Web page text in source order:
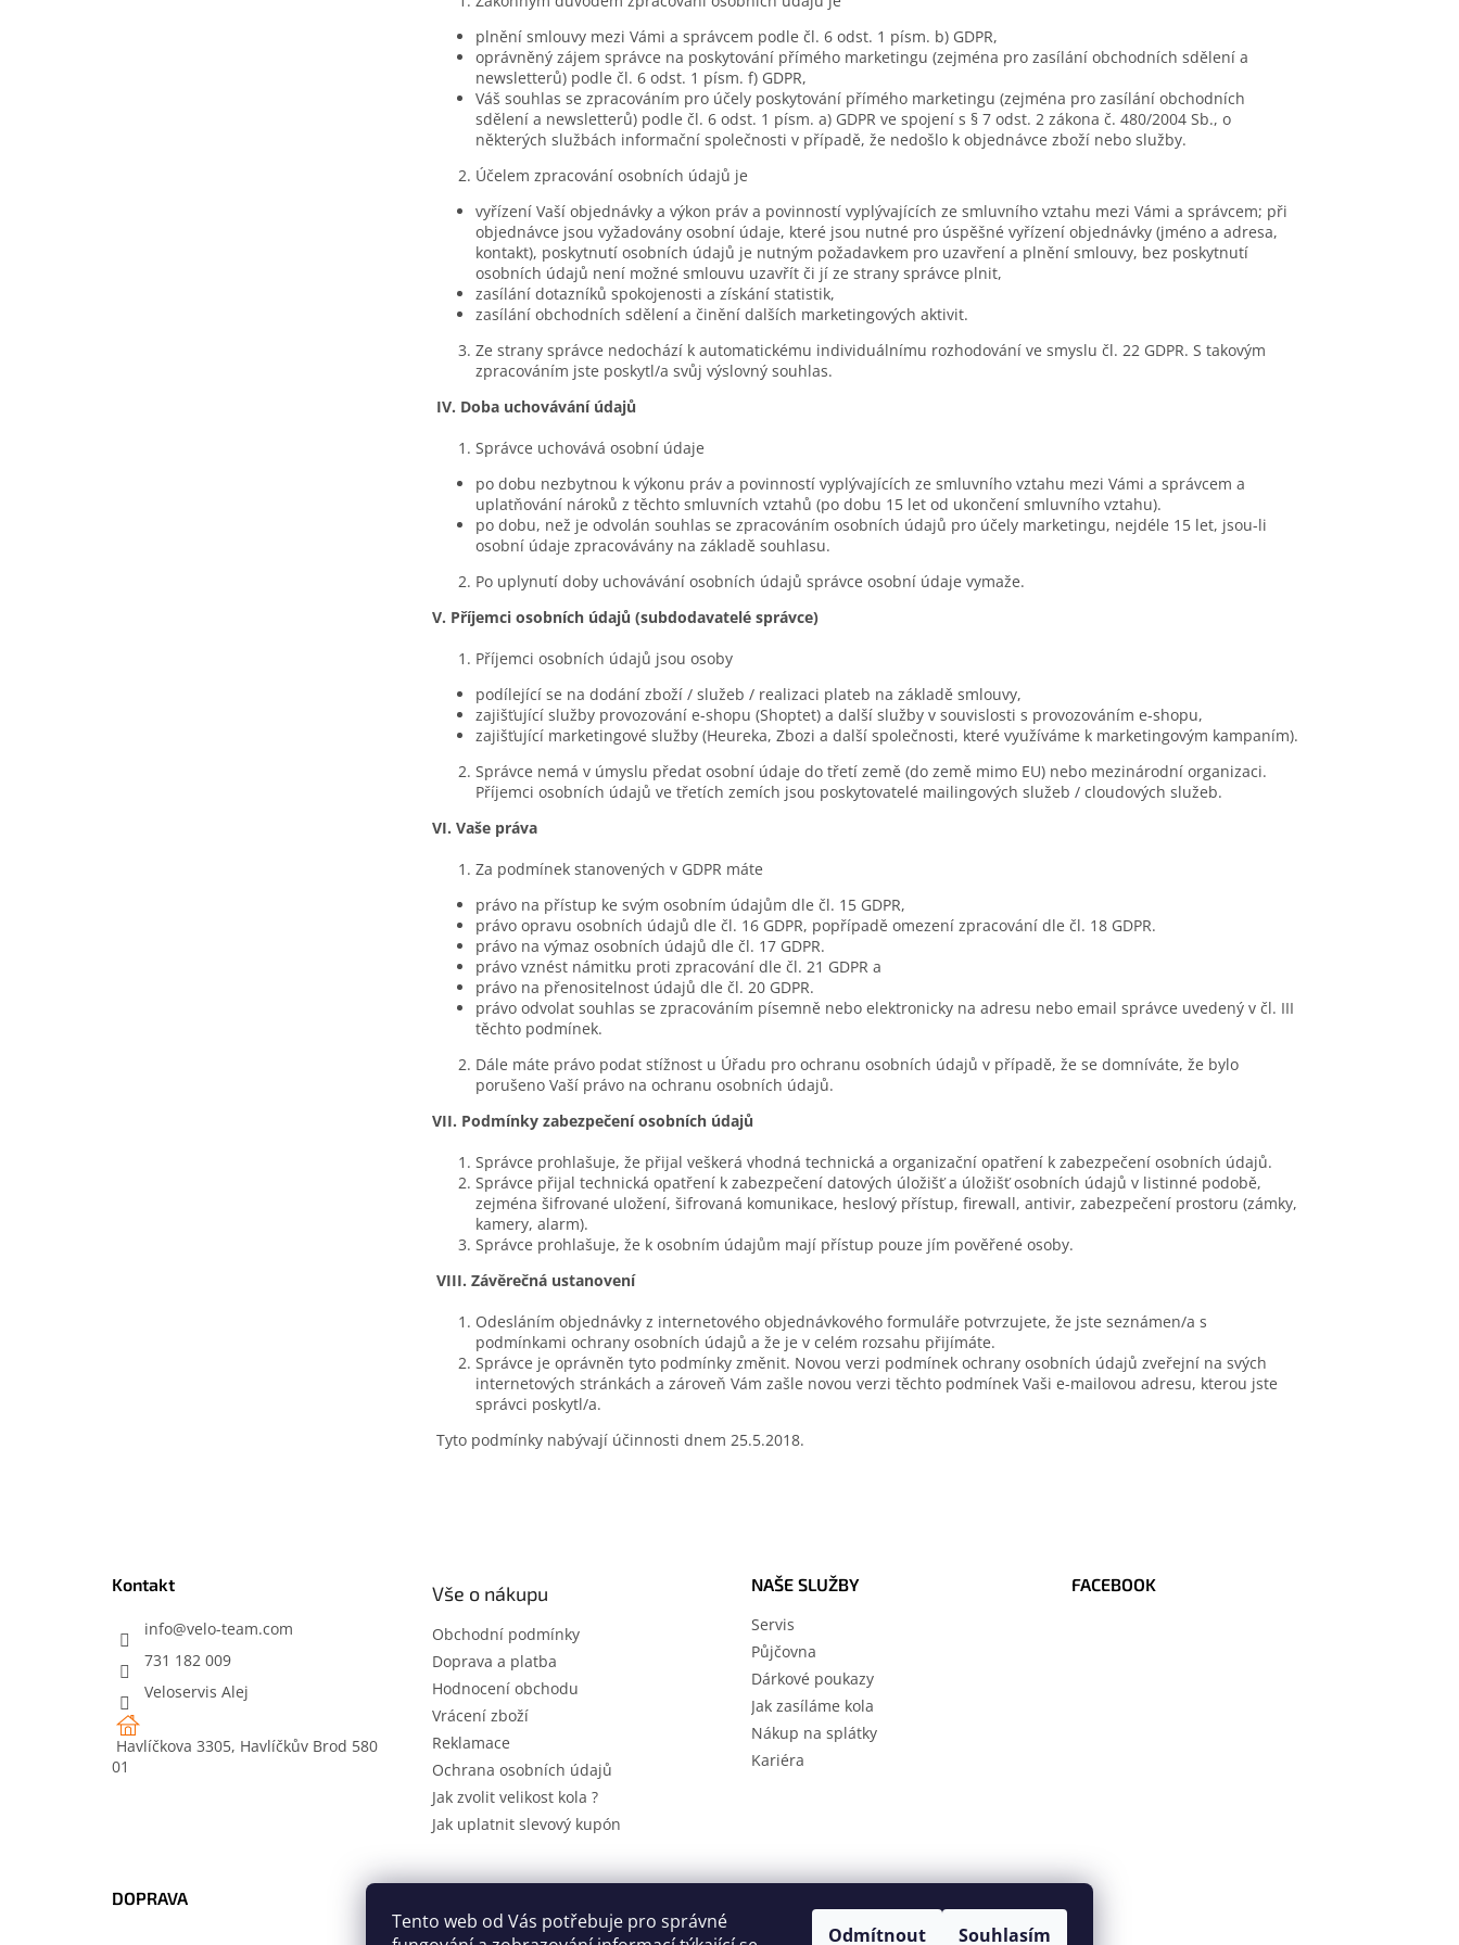
Tento web od Vás potřebuje pro správné
Odmítnout Souhlasím
plnění smlouvy mezi Vámi a správcem podle čl. 6 odst. 1 písm. b) GDPR,
oprávněný zájem správce na poskytování přímého marketingu (zejména pro zasílání obchodních sdělení a
newsletterů) podle čl. 6 odst. 1 písm. f) GDPR,
Váš souhlas se zpracováním pro účely poskytování přímého marketingu (zejména pro zasílání obchodních
sdělení a newsletterů) podle čl. 6 odst. 1 písm. a) GDPR ve spojení s § 7 odst. 2 zákona č. 480/2004 Sb., o
některých službách informační společnosti v případě, že nedošlo k objednávce zboží nebo služby.
Účelem zpracování osobních údajů je
vyřízení Vaší objednávky a výkon práv a povinností vyplývajících ze smluvního vztahu mezi Vámi a správcem; při
objednávce jsou vyžadovány osobní údaje, které jsou nutné pro úspěšné vyřízení objednávky (jméno a adresa,
kontakt), poskytnutí osobních údajů je nutným požadavkem pro uzavření a plnění smlouvy, bez poskytnutí
osobních údajů není možné smlouvu uzavřít či jí ze strany správce plnit,
zasílání dotazníků spokojenosti a získání statistik,
zasílání obchodních sdělení a činění dalších marketingových aktivit.
Ze strany správce nedochází k automatickému individuálnímu rozhodování ve smyslu čl. 22 GDPR. S takovým
zpracováním jste poskytl/a svůj výslovný souhlas.
IV. Doba uchovávání údajů
Správce uchovává osobní údaje
po dobu nezbytnou k výkonu práv a povinností vyplývajících ze smluvního vztahu mezi Vámi a správcem a
uplatňování nároků z těchto smluvních vztahů (po dobu 15 let od ukončení smluvního vztahu).
po dobu, než je odvolán souhlas se zpracováním osobních údajů pro účely marketingu, nejdéle 15 let, jsou-li
osobní údaje zpracovávány na základě souhlasu.
Po uplynutí doby uchovávání osobních údajů správce osobní údaje vymaže.
V. Příjemci osobních údajů (subdodavatelé správce)
Příjemci osobních údajů jsou osoby
podílející se na dodání zboží / služeb / realizaci plateb na základě smlouvy,
zajišťující služby provozování e-shopu (Shoptet) a další služby v souvislosti s provozováním e-shopu,
zajišťující marketingové služby (Heureka, Zbozi a další společnosti, které využíváme k marketingovým kampaním).
Správce nemá v úmyslu předat osobní údaje do třetí země (do země mimo EU) nebo mezinárodní organizaci.
Příjemci osobních údajů ve třetích zemích jsou poskytovatelé mailingových služeb / cloudových služeb.
VI. Vaše práva
Za podmínek stanovených v GDPR máte
právo na přístup ke svým osobním údajům dle čl. 15 GDPR,
právo opravu osobních údajů dle čl. 16 GDPR, popřípadě omezení zpracování dle čl. 18 GDPR.
právo na výmaz osobních údajů dle čl. 17 GDPR.
právo vznést námitku proti zpracování dle čl. 21 GDPR a
právo na přenositelnost údajů dle čl. 20 GDPR.
právo odvolat souhlas se zpracováním písemně nebo elektronicky na adresu nebo email správce uvedený v čl. III
těchto podmínek.
Dále máte právo podat stížnost u Úřadu pro ochranu osobních údajů v případě, že se domníváte, že bylo
porušeno Vaší právo na ochranu osobních údajů.
VII. Podmínky zabezpečení osobních údajů
Správce prohlašuje, že přijal veškerá vhodná technická a organizační opatření k zabezpečení osobních údajů.
Správce přijal technická opatření k zabezpečení datových úložišť a úložišť osobních údajů v listinné podobě,
zejména šifrované uložení, šifrovaná komunikace, heslový přístup, firewall, antivir, zabezpečení prostoru (zámky,
kamery, alarm).
Správce prohlašuje, že k osobním údajům mají přístup pouze jím pověřené osoby.
VIII. Závěrečná ustanovení
Odesláním objednávky z internetového objednávkového formuláře potvrzujete, že jste seznámen/a s
podmínkami ochrany osobních údajů a že je v celém rozsahu přijímáte.
Správce je oprávněn tyto podmínky změnit. Novou verzi podmínek ochrany osobních údajů zveřejní na svých
internetových stránkách a zároveň Vám zašle novou verzi těchto podmínek Vaši e-mailovou adresu, kterou jste
správci poskytl/a.
Tyto podmínky nabývají účinnosti dnem 25.5.2018.
Kontakt
info@velo-team.com
731 182 009
Veloservis Alej
Havlíčkova 3305, Havlíčkův Brod 580
01
Vše o nákupu
Obchodní podmínky
Doprava a platba
Hodnocení obchodu
Vrácení zboží
Reklamace
Ochrana osobních údajů
Jak zvolit velikost kola ?
Jak uplatnit slevový kupón
NAŠE SLUŽBY
Servis
Půjčovna
Dárkové poukazy
Jak zasíláme kola
Nákup na splátky
Kariéra
FACEBOOK
DOPRAVA